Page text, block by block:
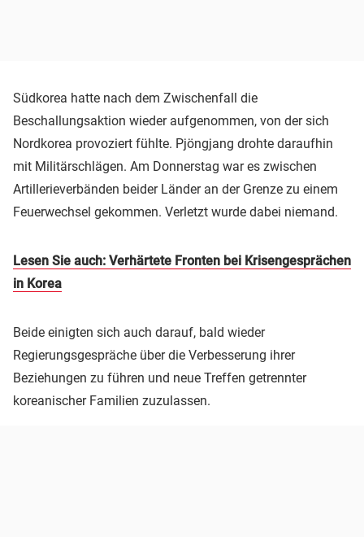
Südkorea hatte nach dem Zwischenfall die
Beschallungsaktion wieder aufgenommen, von der sich
Nordkorea provoziert fühlte. Pjöngjang drohte daraufhin
mit Militärschlägen. Am Donnerstag war es zwischen
Artillerieverbänden beider Länder an der Grenze zu einem
Feuerwechsel gekommen. Verletzt wurde dabei niemand.
Lesen Sie auch: Verhärtete Fronten bei Krisengesprächen
in Korea
Beide einigten sich auch darauf, bald wieder
Regierungsgespräche über die Verbesserung ihrer
Beziehungen zu führen und neue Treffen getrennter
koreanischer Familien zuzulassen.